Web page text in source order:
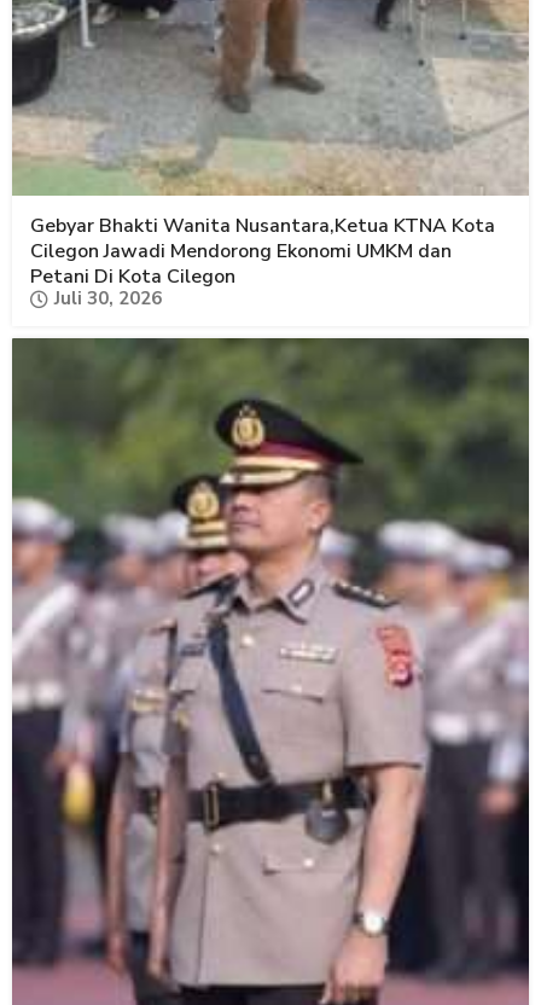
Gebyar Bhakti Wanita Nusantara,Ketua KTNA Kota
Cilegon Jawadi Mendorong Ekonomi UMKM dan
Petani Di Kota Cilegon
Juli 30, 2026